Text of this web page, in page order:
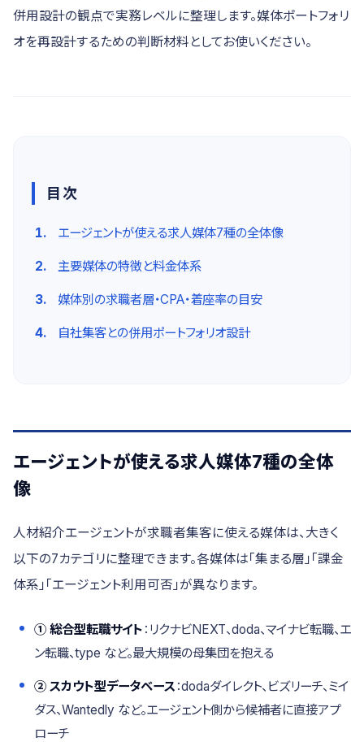
併用設計の観点で実務レベルに整理します。媒体ポートフォリ
オを再設計するための判断材料としてお使いください。
目次
エージェントが使える求人媒体7種の全体像
主要媒体の特徴と料金体系
媒体別の求職者層・CPA・着座率の目安
自社集客との併用ポートフォリオ設計
エージェントが使える求人媒体7種の全体
像
人材紹介エージェントが求職者集客に使える媒体は、大きく
以下の7カテゴリに整理できます。各媒体は「集まる層」「課金
体系」「エージェント利用可否」が異なります。
① 総合型転職サイト ：リクナビNEXT、doda、マイナビ転職、エ
ン転職、type など。最大規模の母集団を抱える
② スカウト型データベース ：dodaダイレクト、ビズリーチ、ミイ
ダス、Wantedly など。エージェント側から候補者に直接アプ
ローチ